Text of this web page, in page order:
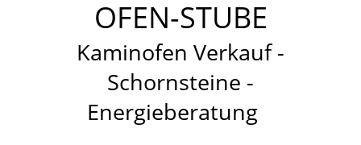
OFEN-STUBE
Kaminofen Verkauf -
Schornsteine -
Energieberatung